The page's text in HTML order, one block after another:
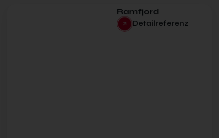
Ramfjord
Detailreferenz